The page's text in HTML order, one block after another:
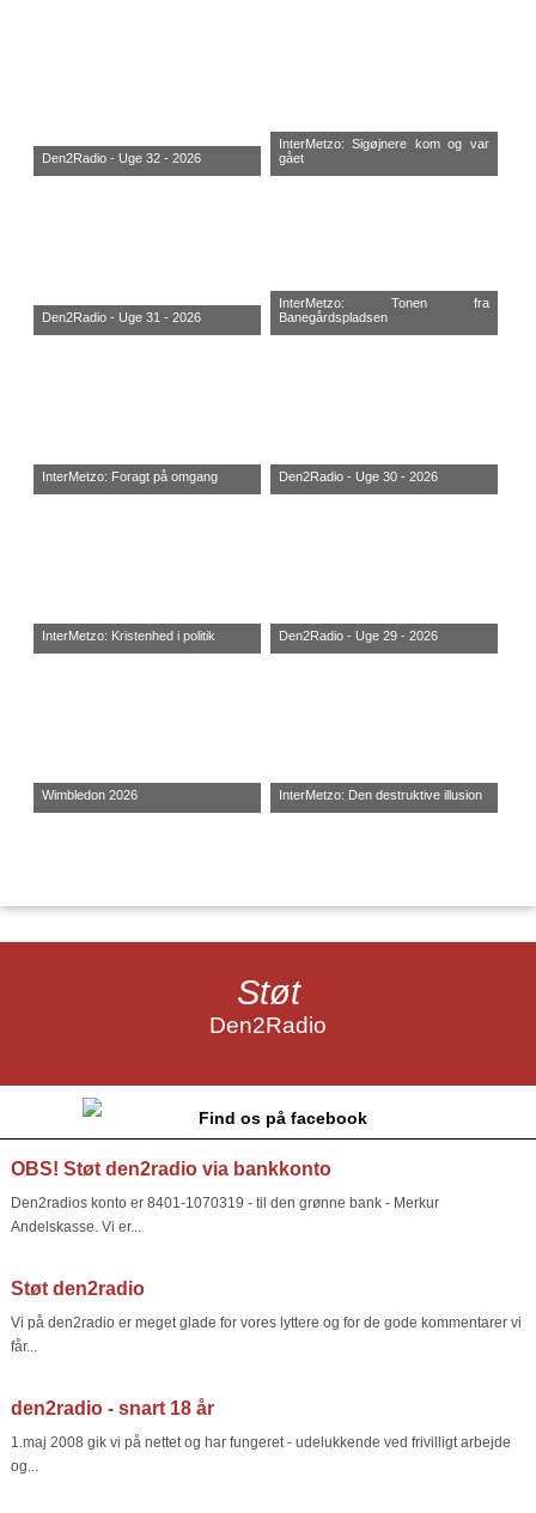
Den2Radio - Uge 32 - 2026
InterMetzo: Sigøjnere kom og var
gået
Den2Radio - Uge 31 - 2026
InterMetzo: Tonen fra
Banegårdspladsen
InterMetzo: Foragt på omgang Den2Radio - Uge 30 - 2026
InterMetzo: Kristenhed i politik Den2Radio - Uge 29 - 2026
Wimbledon 2026 InterMetzo: Den destruktive illusion
Støt
Den2Radio
Find os på facebook
OBS! Støt den2radio via bankkonto
Den2radios konto er 8401-1070319 - til den grønne bank - Merkur
Andelskasse. Vi er...
Støt den2radio
Vi på den2radio er meget glade for vores lyttere og for de gode kommentarer vi
får...
den2radio - snart 18 år
1.maj 2008 gik vi på nettet og har fungeret - udelukkende ved frivilligt arbejde
og...